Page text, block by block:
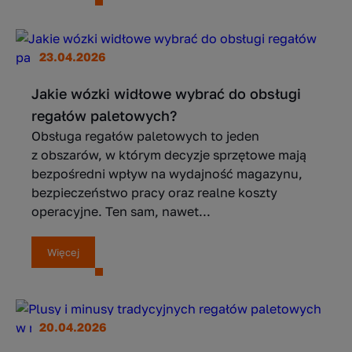
23.04.2026
Jakie wózki widłowe wybrać do obsługi
regałów paletowych?
Obsługa regałów paletowych to jeden
z obszarów, w którym decyzje sprzętowe mają
bezpośredni wpływ na wydajność magazynu,
bezpieczeństwo pracy oraz realne koszty
operacyjne. Ten sam, nawet...
Więcej
20.04.2026